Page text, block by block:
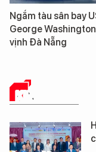
Cảnh sát diễn
súng với khủng
yếu nhân
KINH TẾ SỐ